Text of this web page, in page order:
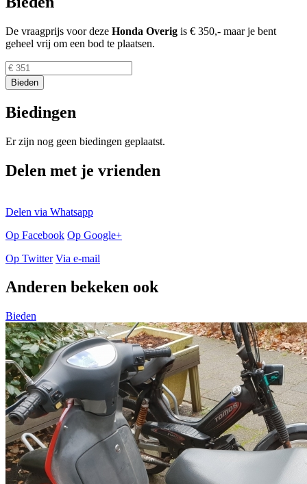
De vraagprijs voor deze Honda Overig is € 350,- maar je bent
geheel vrij om een bod te plaatsen.
Biedingen
Er zijn nog geen biedingen geplaatst.
Delen met je vrienden
Delen via Whatsapp
Op Facebook Op Google+
Op Twitter Via e-mail
Anderen bekeken ook
Bieden